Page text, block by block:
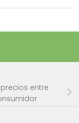
entre